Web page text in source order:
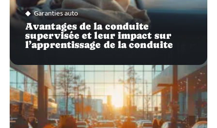
Garanties auto
Avantages de la conduite
supervisée et leur impact sur
l’apprentissage de la conduite